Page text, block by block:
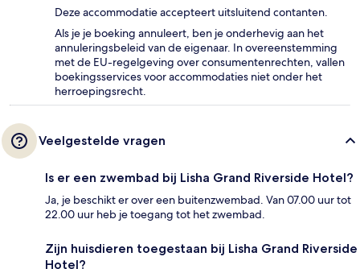
Deze accommodatie accepteert uitsluitend contanten.
Als je je boeking annuleert, ben je onderhevig aan het
annuleringsbeleid van de eigenaar. In overeenstemming
met de EU-regelgeving over consumentenrechten, vallen
boekingsservices voor accommodaties niet onder het
herroepingsrecht.
Veelgestelde vragen
Is er een zwembad bij Lisha Grand Riverside Hotel?
Ja, je beschikt er over een buitenzwembad. Van 07.00 uur tot
22.00 uur heb je toegang tot het zwembad.
Zijn huisdieren toegestaan bij Lisha Grand Riverside
Hotel?